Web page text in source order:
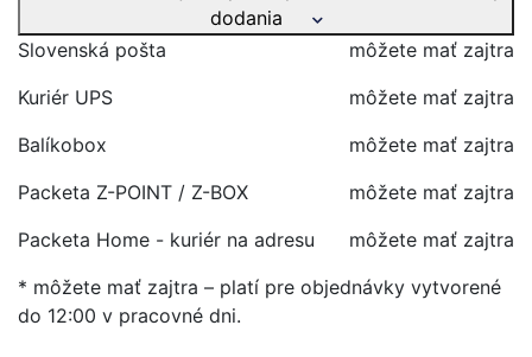
dodania
Slovenská pošta
môžete mať zajtra
Kuriér UPS
môžete mať zajtra
Balíkobox
môžete mať zajtra
Packeta Z-POINT / Z-BOX
môžete mať zajtra
Packeta Home - kuriér na adresu
môžete mať zajtra
* môžete mať zajtra – platí pre objednávky vytvorené
do 12:00 v pracovné dni.